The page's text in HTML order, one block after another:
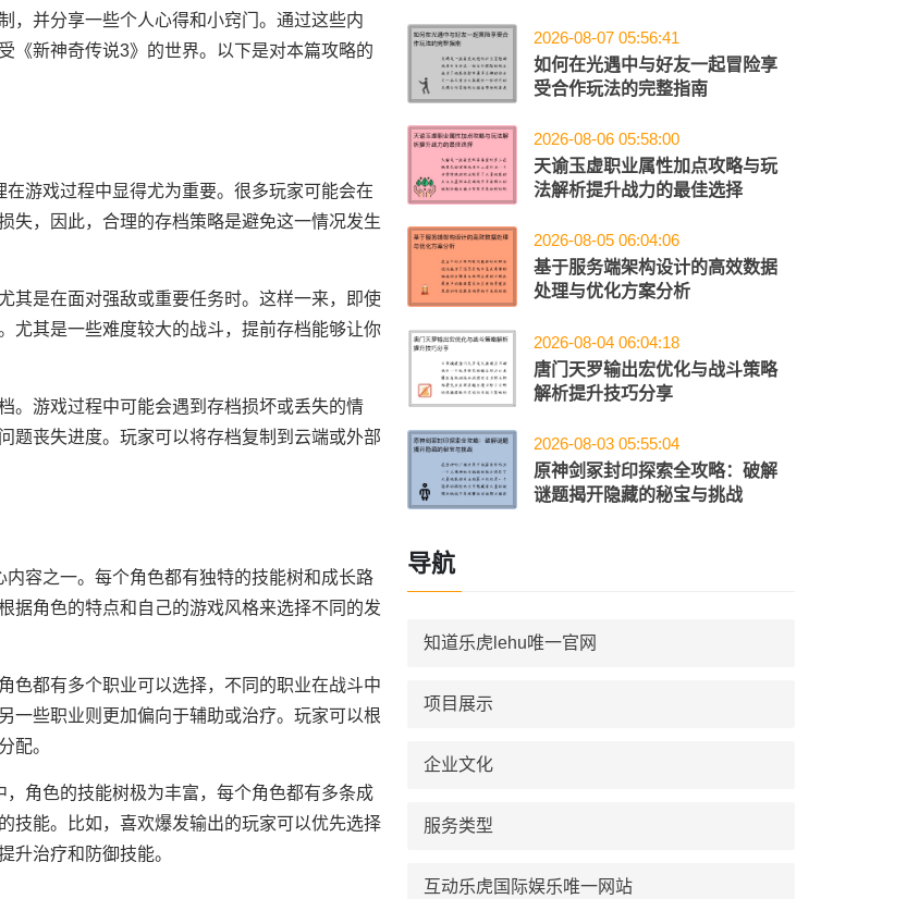
，并分享一些个人心得和小窍门。通过这些内
《新神奇传说3》的世界。以下是对本篇攻略的
游戏过程中显得尤为重要。很多玩家可能会在
失，因此，合理的存档策略是避免这一情况发生
其是在面对强敌或重要任务时。这样一来，即使
尤其是一些难度较大的战斗，提前存档能够让你
。游戏过程中可能会遇到存档损坏或丢失的情
题丧失进度。玩家可以将存档复制到云端或外部
容之一。每个角色都有独特的技能树和成长路
据角色的特点和自己的游戏风格来选择不同的发
色都有多个职业可以选择，不同的职业在战斗中
一些职业则更加偏向于辅助或治疗。玩家可以根
配。
角色的技能树极为丰富，每个角色都有多条成
技能。比如，喜欢爆发输出的玩家可以优先选择
升治疗和防御技能。
2026-08-07 05:56:41
如何在光遇中与好友一起冒险享
受合作玩法的完整指南
2026-08-06 05:58:00
天谕玉虚职业属性加点攻略与玩
法解析提升战力的最佳选择
2026-08-05 06:04:06
基于服务端架构设计的高效数据
处理与优化方案分析
2026-08-04 06:04:18
唐门天罗输出宏优化与战斗策略
解析提升技巧分享
2026-08-03 05:55:04
原神剑冢封印探索全攻略：破解
谜题揭开隐藏的秘宝与挑战
导航
知道乐虎lehu唯一官网
项目展示
企业文化
服务类型
互动乐虎国际娱乐唯一网站